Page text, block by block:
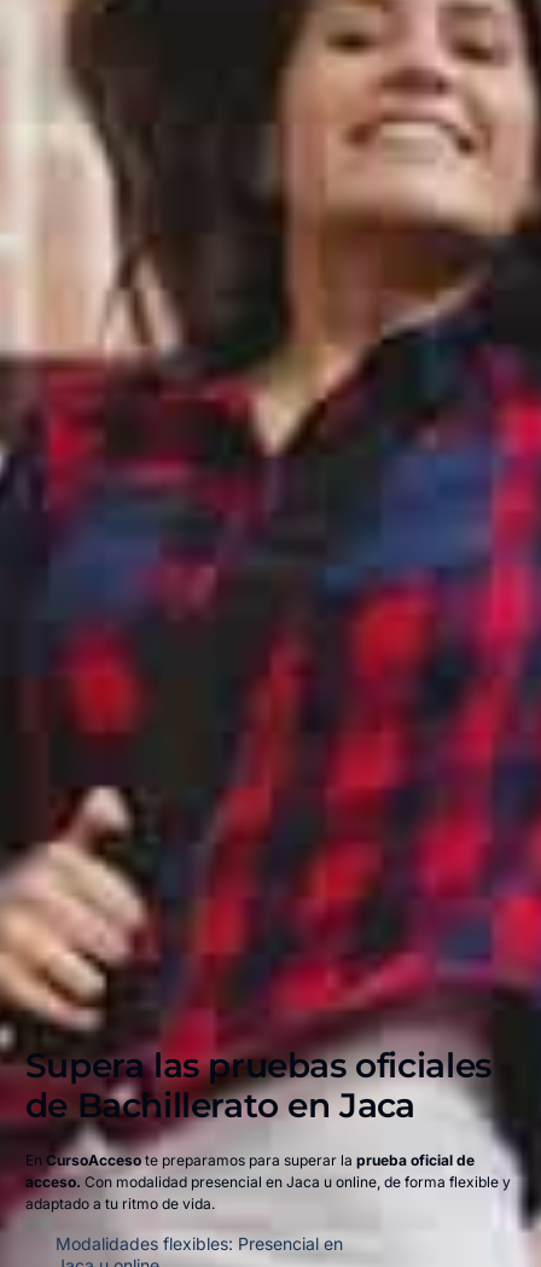
Supera las pruebas oficiales
de Bachillerato enJaca
En CursoAccesote preparamos para superar la prueba oficial de
acceso. Con modalidad presencial en Jaca u online, de forma flexible y
adaptado a tu ritmo de vida.
Modalidades flexibles: Presencial en